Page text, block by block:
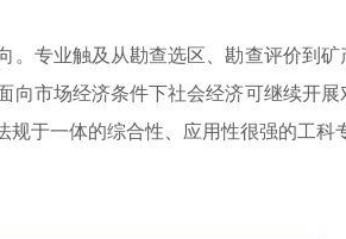
。专业触及从勘查选区、勘查评价到矿
向市场经济条件下社会经济可继续开展
规于一体的综合性、应用性很强的工科